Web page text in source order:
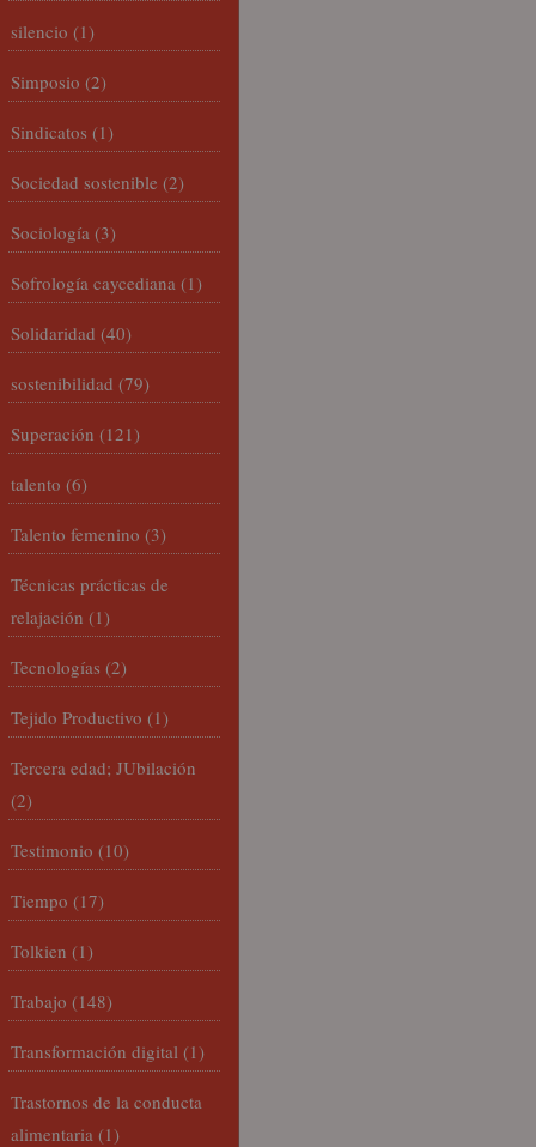
silencio (1)
Simposio (2)
Sindicatos (1)
Sociedad sostenible (2)
Sociología (3)
Sofrología caycediana (1)
Solidaridad (40)
sostenibilidad (79)
Superación (121)
talento (6)
Talento femenino (3)
Técnicas prácticas de
relajación (1)
Tecnologías (2)
Tejido Productivo (1)
Tercera edad; JUbilación
(2)
Testimonio (10)
Tiempo (17)
Tolkien (1)
Trabajo (148)
Transformación digital (1)
Trastornos de la conducta
alimentaria (1)